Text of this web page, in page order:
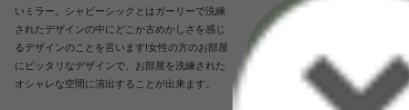
いミラー。シャビーシックとはガーリーで洗練
されたデザインの中にどこか古めかしさを感じ
るデザインのことを言います!女性の方のお部屋
にピッタリなデザインで、お部屋を洗練された
オシャレな空間に演出することが出来ます。